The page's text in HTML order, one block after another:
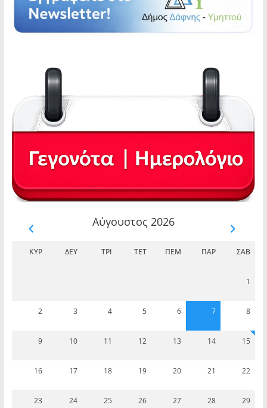
Αύγουστος 2026
ΚΥΡ ΔΕΥ ΤΡΊ ΤΕΤ ΠΈΜ ΠΑΡ ΣΆΒ
1
2 3 4 5 6 7 8
9 10 11 12 13 14 15
16 17 18 19 20 21 22
23 24 25 26 27 28 29